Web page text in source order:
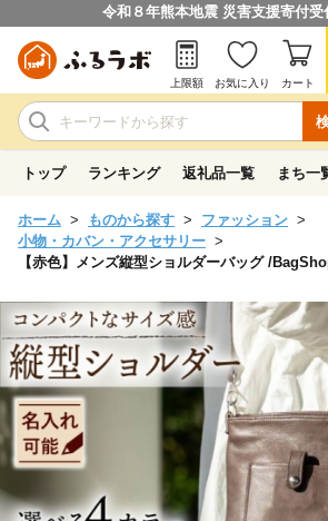
令和８年熊本地震 災害支援寄付受
上限額 お気に入り カート
トップ ランキング 返礼品一覧 まち一
ホーム ものから探す
ファッション
小物・カバン・アクセサリー
【赤色】メンズ縦型ショルダーバッグ /